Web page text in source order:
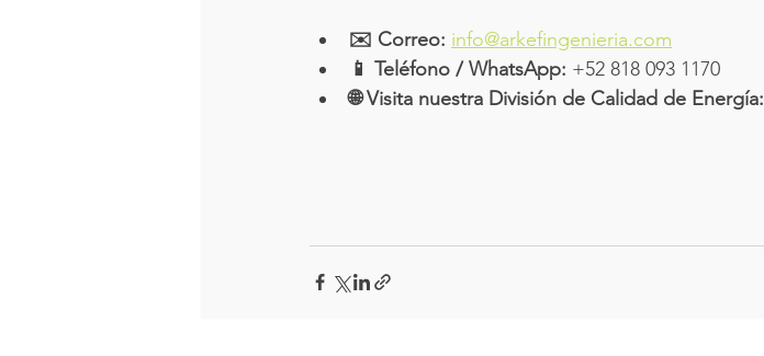
✉️ Correo: info@arkefingenieria.com
📱 Teléfono / WhatsApp: +52 818 093 1170
🌐 Visita nuestra División de Calidad de Energía: